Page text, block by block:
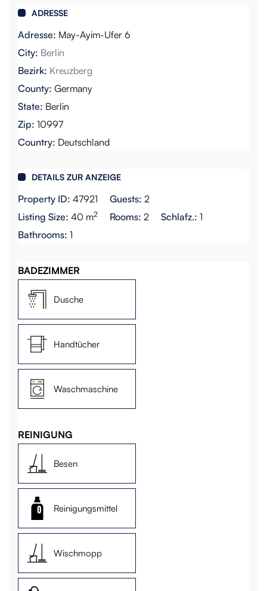
ADRESSE
Adresse: May-Ayim-Ufer 6
City: Berlin
Bezirk: Kreuzberg
County: Germany
State: Berlin
Zip: 10997
Country: Deutschland
DETAILS ZUR ANZEIGE
Guests:2
Listing Size: 40 m2 Rooms: 2 Schlafz.: 1
Bathrooms: 1
Property ID: 47921
BADEZIMMER
Dusche
Handtücher
Waschmaschine
REINIGUNG
Besen
Reinigungsmittel
Wischmopp